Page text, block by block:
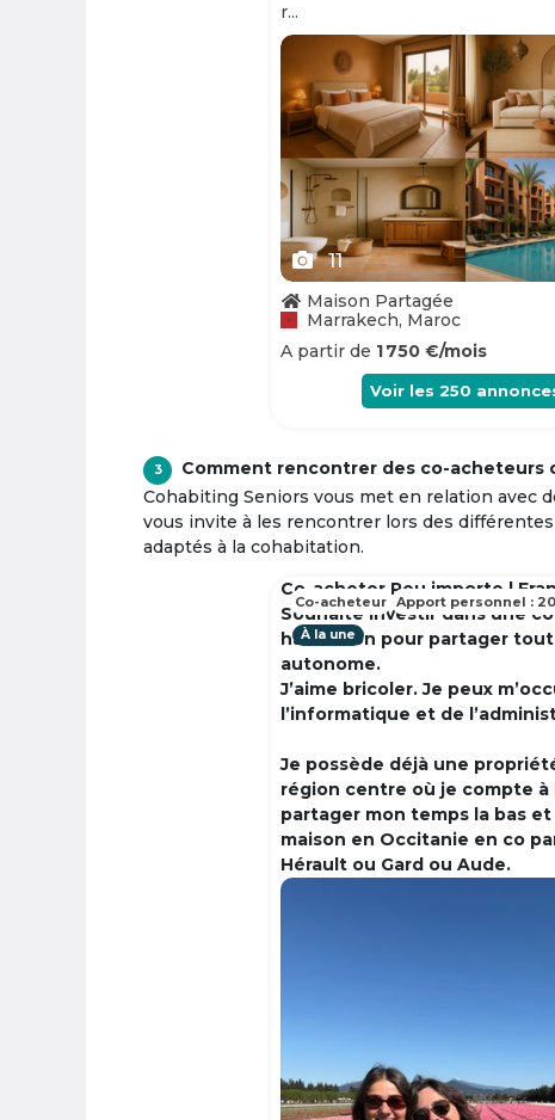
r...
Slide 1 of 11
11
Maison Partagée
Marrakech, Maroc
A partir de 1 750 €/mois
Voir les 250
3
Comment rencontrer des co-acheteurs
Cohabiting Seniors vous met en relation avec
vous invite à les rencontrer lors des
adaptés à la cohabitation.
Co-acheter Peu importe |
Souhaite investir dans une co
habitation pour partager
autonome.
J’aime bricoler. Je peux
l’informatique et de
Je possède déjà une
région centre où je compte à
partager mon temps la bas et
maison en Occitanie en co
Hérault ou Gard ou Aude.
À la une
Co-acheteur Apport personnel :